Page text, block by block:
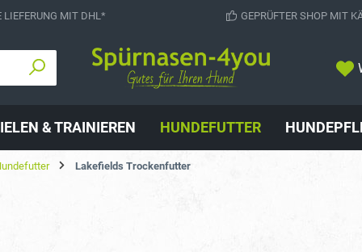
LIEFERUNG MIT DHL* GEPRÜFTER SHOP MIT
& TRAINIEREN HUNDEFUTTER
Lakefields Trockenfutter